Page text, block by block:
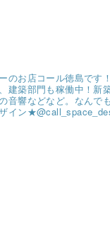
のお店コール徳島です
建築部門も稼働中！ 新
響などなど。 なんで
イン★